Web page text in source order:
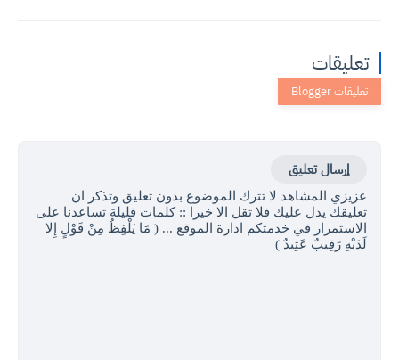
تعليقات
إرسال تعليق
عزيزي المشاهد لا تترك الموضوع بدون تعليق وتذكر ان
تعليقك يدل عليك فلا تقل الا خيرا :: كلمات قليلة تساعدنا على
الاستمرار في خدمتكم ادارة الموقع ... ( مَا يَلْفِظُ مِنْ قَوْلٍ إِلا
لَدَيْهِ رَقِيبٌ عَتِيدٌ )